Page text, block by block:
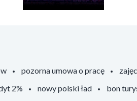
pozorna umowa o pracę
2% nowy polski ład bon